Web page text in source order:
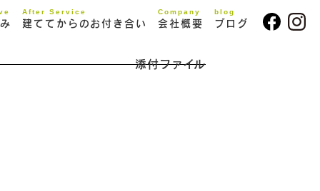
After Service
建ててからのお付き合い
Company
会社概要
blog
ブログ
添付ファイル